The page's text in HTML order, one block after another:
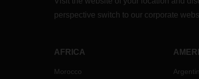
perspective switch to our corporate
AFRICA
Morocco